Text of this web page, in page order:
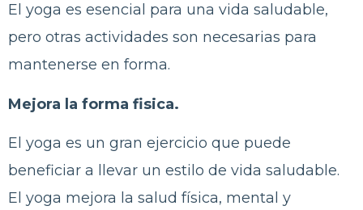
El yoga es esencial para una vida saludable,
pero otras actividades son necesarias para
mantenerse en forma.
Mejora la forma fisica.
El yoga es un gran ejercicio que puede
beneficiar a llevar un estilo de vida saludable.
El yoga mejora la salud física, mental y